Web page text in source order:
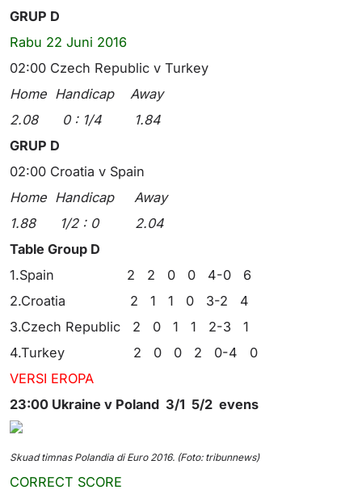
GRUP D
Rabu 22 Juni 2016
02:00 Czech Republic v Turkey
Home Handicap Away
2.08 0 : 1/4 1.84
GRUP D
02:00 Croatia v Spain
Home Handicap Away
1.88 1/2 : 0 2.04
Table Group D
1.Spain 2 2 0 0 4-0 6
2.Croatia 2 1 1 0 3-2 4
3.Czech Republic 2 0 1 1 2-3 1
4.Turkey 2 0 0 2 0-4 0
VERSI EROPA
23:00 Ukraine v Poland 3/1 5/2 evens
Skuad timnas Polandia di Euro 2016. (Foto: tribunnews)
CORRECT SCORE